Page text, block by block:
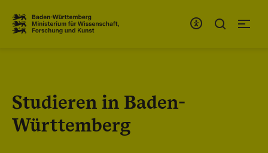
Studieren in Baden-
Württemberg